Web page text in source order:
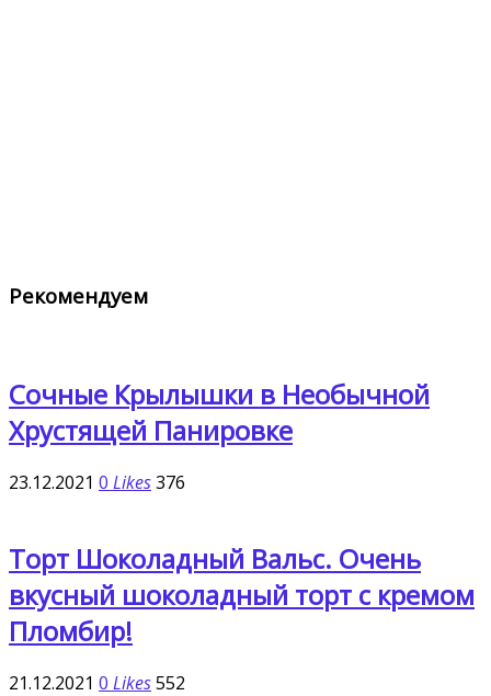
Рекомендуем
Сочные Крылышки в Необычной
Хрустящей Панировке
23.12.2021 0 Likes376
Торт Шоколадный Вальс. Очень
вкусный шоколадный торт с кремом
Пломбир!
21.12.2021 0 Likes552